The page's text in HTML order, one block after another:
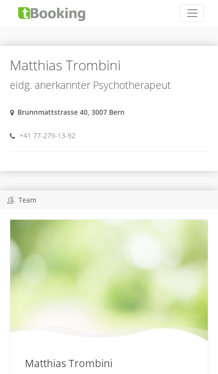
Matthias Trombini
eidg. anerkannter Psychotherapeut
Brunnmattstrasse 40, 3007 Bern
+41 77-279-13-92
Team
Matthias Trombini